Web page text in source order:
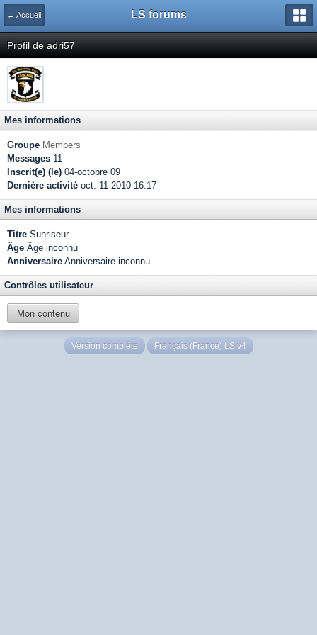
← Accueil LS forums
Profil de adri57
Mes informations
Groupe Members
Messages 11
Inscrit(e) (le) 04-octobre 09
Dernière activité oct. 11 2010 16:17
Mes informations
Titre Sunriseur
Âge Âge inconnu
Anniversaire Anniversaire inconnu
Contrôles utilisateur
Mon contenu
Version complète Français (France) LS v4